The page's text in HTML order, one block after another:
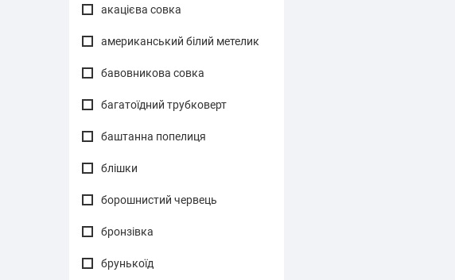
акацієва совка
американський білий метелик
бавовникова совка
багатоїдний трубковерт
баштанна попелиця
блішки
борошнистий червець
бронзівка
брунькоїд